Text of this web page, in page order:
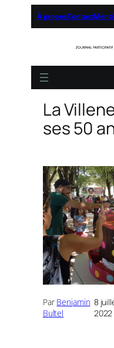
À proposContact
La
ses 50
ParBenjamin
Bultel
8
2022